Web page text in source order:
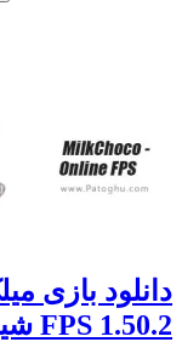
FPS 1.50.2 شیر کاکائو برای اندروید